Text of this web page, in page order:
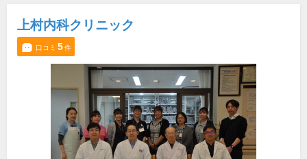
上村内科クリニック
口コミ 5件